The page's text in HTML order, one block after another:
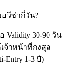
อวีซ่ากี่วัน?
30-90 วัน
จ้าหน้าที่กงสุล
Entry 1-3 ปี)